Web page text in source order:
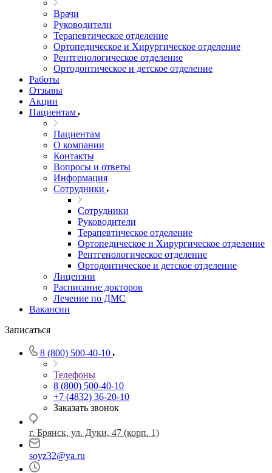
Врачи
Руководители
Терапевтическое отделение
Ортопедическое и Хирургическое отделение
Рентгенологическое отделение
Ортодонтическое и детское отделение
Работы
Отзывы
Акции
Пациентам
Пациентам
О компании
Контакты
Вопросы и ответы
Информация
Сотрудники
Сотрудники
Руководители
Терапевтическое отделение
Ортопедическое и Хирургическое отделение
Рентгенологическое отделение
Ортодонтическое и детское отделение
Лицензии
Расписание докторов
Лечение по ДМС
Вакансии
Записаться
8 (800) 500-40-10
Телефоны
8 (800) 500-40-10
+7 (4832) 36-20-10
Заказать звонок
г. Брянск, ул. Дуки, 47 (корп. 1)
soyz32@ya.ru